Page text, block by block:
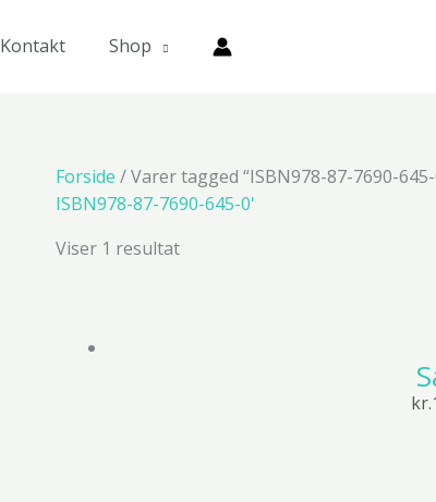
Kontakt Shop
Forside / Varer tagged “ISBN978-87-7690-
ISBN978-87-7690-645-0'
Viser 1 resultat
kr.